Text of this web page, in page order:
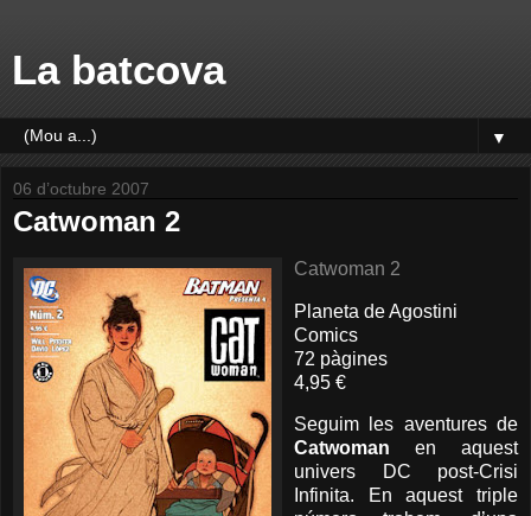
La batcova
▼
06 d’octubre 2007
Catwoman 2
Catwoman 2
Planeta de Agostini
Comics
72 pàgines
4,95 €
Seguim les aventures de
Catwoman en aquest
univers DC post-Crisi
Infinita. En aquest triple